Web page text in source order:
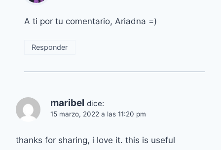
A ti por tu comentario, Ariadna =)
Responder
maribel dice:
15 marzo, 2022 a las 11:20 pm
thanks for sharing, i love it. this is useful